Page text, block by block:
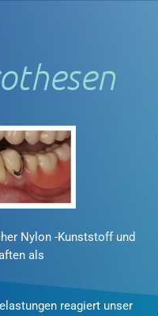
Nylon -Kunststoff und
als
reagiert unser